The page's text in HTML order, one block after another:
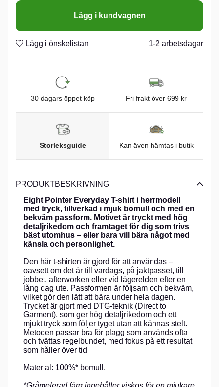
Lägg i kundvagnen
Lägg i önskelistan 1-2 arbetsdagar
30 dagars öppet köp Fri frakt över 699 kr
Storleksguide Kan även hämtas i butik
PRODUKTBESKRIVNING
Eight Pointer Everyday T-shirt i herrmodell
med tryck, tillverkad i mjuk bomull och med en
bekväm passform. Motivet är tryckt med hög
detaljrikedom och framtaget för dig som trivs
bäst utomhus – eller bara vill bära något med
känsla och personlighet.
Den här t-shirten är gjord för att användas –
oavsett om det är till vardags, på jaktpasset, till
jobbet, afterworken eller vid lägerelden efter en
lång dag ute. Passformen är följsam och bekväm,
vilket gör den lätt att bära under hela dagen.
Trycket är gjort med DTG-teknik (Direct to
Garment), som ger hög detaljrikedom och ett
mjukt tryck som följer tyget utan att kännas stelt.
Metoden passar bra för plagg som används ofta
och tvättas regelbundet, med fokus på ett resultat
som håller över tid.
Material: 100%* bomull.
*Gråmelerad färg innehåller viskos för en mjukare